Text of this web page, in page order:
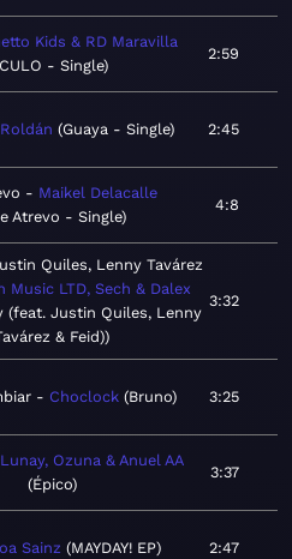
Kids & RD Maravilla
- Single
2:59
Guaya - Single 2:45
Maikel Delacalle
Atrevo - Single
4:8
Quiles, Lenny Tavárez
Music LTD, Sech & Dalex
(feat. Justin Quiles, Lenny
& Feid)
3:32
Choclock Bruno 3:25
Lunay, Ozuna & Anuel AA
Épico
3:37
Sainz MAYDAY! EP 2:47